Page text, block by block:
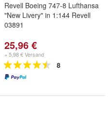
Revell Boeing 747-8 Lufthansa
"New Livery" in 1:144 Revell
03891
25,96 €
+ 5,98 € Versand
8